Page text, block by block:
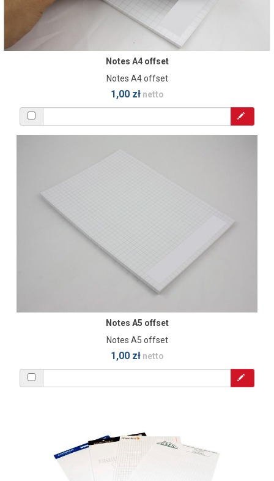
Notes A4 offset
Notes A4 offset
1,00 złnetto
Notes A5 offset
Notes A5 offset
1,00 złnetto